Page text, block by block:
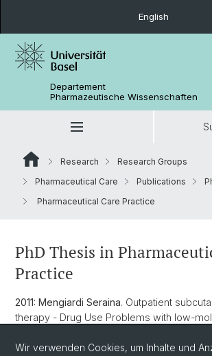
English
Departement
Pharmazeutische Wissenschaften
Research
Research Groups
Pharmaceutical Care
Publications
Pharmaceutical Care Practice
PhD Thesis in
Practice
2011: Mengiardi Seraina. Outpatient
therapy - Drug Use Problems with low-
Wir verwenden Cookies, um Inhalte und